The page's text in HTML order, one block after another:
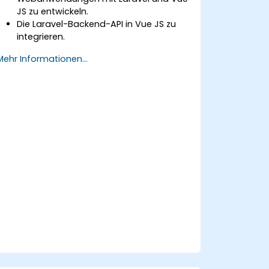
JS zu entwickeln.
Die Laravel-Backend-API in Vue JS zu
integrieren.
bereitzustellen.
Informationen...